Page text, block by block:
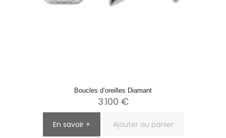
Boucles d’oreilles Diamant
3.100 €
En savoir + Ajouter au panier